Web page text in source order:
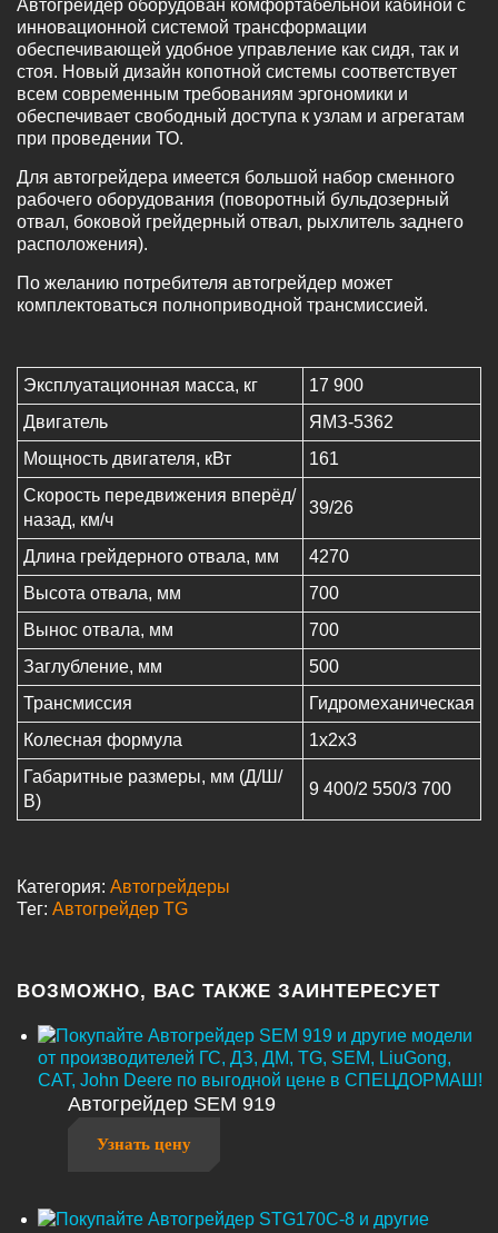
Автогрейдер оборудован комфортабельной кабиной с
инновационной системой трансформации
обеспечивающей удобное управление как сидя, так и
стоя. Новый дизайн копотной системы соответствует
всем современным требованиям эргономики и
обеспечивает свободный доступа к узлам и агрегатам
при проведении ТО.
Для автогрейдера имеется большой набор сменного
рабочего оборудования (поворотный бульдозерный
отвал, боковой грейдерный отвал, рыхлитель заднего
расположения).
По желанию потребителя автогрейдер может
комплектоваться полноприводной трансмиссией.
Эксплуатационная масса, кг
17 900
Двигатель
ЯМЗ-5362
Мощность двигателя, кВт
161
Скорость передвижения вперёд/
назад, км/ч
39/26
Длина грейдерного отвала, мм
4270
Высота отвала, мм
700
Вынос отвала, мм
700
Заглубление, мм
500
Трансмиссия
Гидромеханическая
Колесная формула
1х2х3
Габаритные размеры, мм (Д/Ш/
В)
9 400/2 550/3 700
Категория: Автогрейдеры
Тег: Автогрейдер TG
ВОЗМОЖНО, ВАС ТАКЖЕ ЗАИНТЕРЕСУЕТ
Автогрейдер SEM 919
Узнать цену